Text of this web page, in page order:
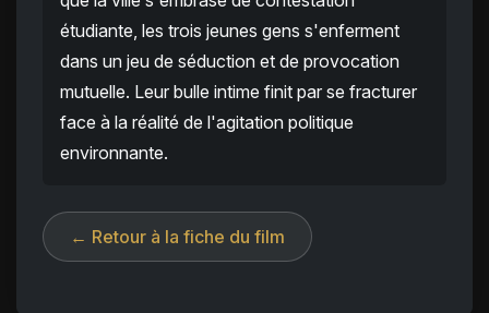
étudiante, les trois jeunes gens s'enferment
dans un jeu de séduction et de provocation
mutuelle. Leur bulle intime finit par se fracturer
face à la réalité de l'agitation politique
environnante.
← Retour à la fiche du film